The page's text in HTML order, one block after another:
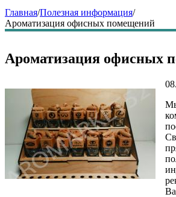
Главная/Полезная информация/
Ароматизация офисных помещений
Ароматизация офисных